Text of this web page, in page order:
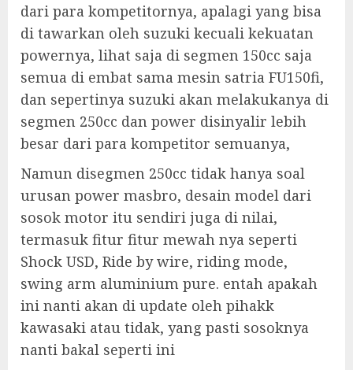
dari para kompetitornya, apalagi yang bisa
di tawarkan oleh suzuki kecuali kekuatan
powernya, lihat saja di segmen 150cc saja
semua di embat sama mesin satria FU150fi,
dan sepertinya suzuki akan melakukanya di
segmen 250cc dan power disinyalir lebih
besar dari para kompetitor semuanya,
Namun disegmen 250cc tidak hanya soal
urusan power masbro, desain model dari
sosok motor itu sendiri juga di nilai,
termasuk fitur fitur mewah nya seperti
Shock USD, Ride by wire, riding mode,
swing arm aluminium pure. entah apakah
ini nanti akan di update oleh pihakk
kawasaki atau tidak, yang pasti sosoknya
nanti bakal seperti ini